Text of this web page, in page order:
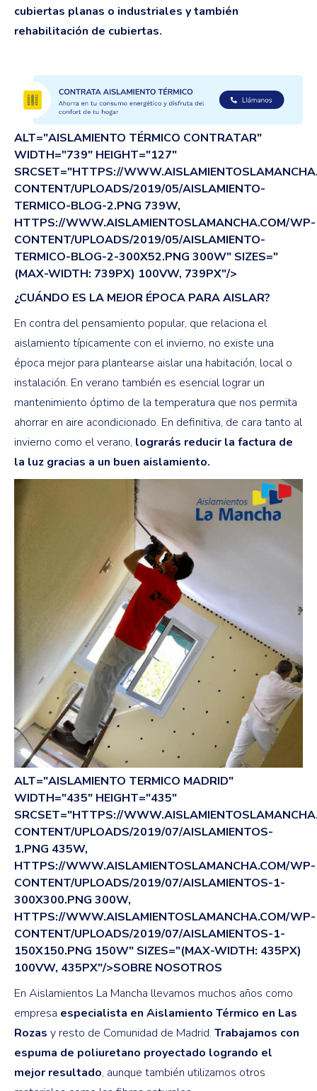
cubiertas planas o industriales y también
rehabilitación de cubiertas.
ALT="AISLAMIENTO TÉRMICO CONTRATAR"
WIDTH="739" HEIGHT="127"
SRCSET="HTTPS://
CONTENT/UPLOADS/2019/05/AISLAMIENTO-
TERMICO-BLOG-2.PNG 739W,
HTTPS://WWW.AISLAMIENTOSLAMANCHA.COM/WP-
CONTENT/UPLOADS/2019/05/AISLAMIENTO-
TERMICO-BLOG-2-300X52.PNG 300W" SIZES="
(MAX-WIDTH: 739PX) 100VW, 739PX"/>
¿CUÁNDO ES LA MEJOR ÉPOCA PARA AISLAR?
En contra del pensamiento popular, que relaciona el
aislamiento típicamente con el invierno, no existe una
época mejor para plantearse aislar una habitación, local o
instalación. En verano también es esencial lograr un
mantenimiento óptimo de la temperatura que nos permita
ahorrar en aire acondicionado. En definitiva, de cara tanto al
invierno como el verano, lograrás reducir la factura de
la luz gracias a un buen aislamiento.
ALT="AISLAMIENTO TERMICO MADRID"
WIDTH="435" HEIGHT="435"
SRCSET="HTTPS://
CONTENT/UPLOADS/2019/07/AISLAMIENTOS-
1.PNG 435W,
HTTPS://WWW.AISLAMIENTOSLAMANCHA.COM/WP-
CONTENT/UPLOADS/2019/07/AISLAMIENTOS-1-
300X300.PNG 300W,
HTTPS://WWW.AISLAMIENTOSLAMANCHA.COM/WP-
CONTENT/UPLOADS/2019/07/AISLAMIENTOS-1-
150X150.PNG 150W" SIZES="(MAX-WIDTH: 435PX)
100VW, 435PX"/>SOBRE NOSOTROS
En Aislamientos La Mancha llevamos muchos años como
empresa especialista en Aislamiento Térmico en Las
Rozas y resto de Comunidad de Madrid. Trabajamos con
espuma de poliuretano proyectado logrando el
mejor resultado, aunque también utilizamos otros